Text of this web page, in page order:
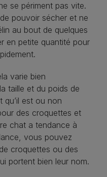
se périment pas vite.
pouvoir sécher et ne
au bout de quelques
en petite quantité pour
varie bien
taille et du poids de
est ou non
des croquettes et
chat a tendance à
vous pouvez
croquettes ou des
portent bien leur nom.